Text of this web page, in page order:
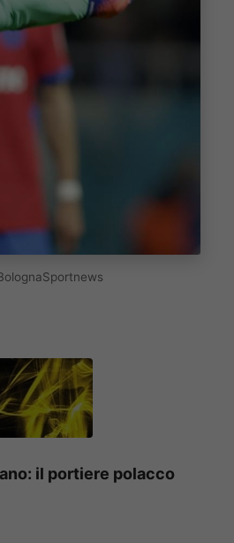
il portiere polacco